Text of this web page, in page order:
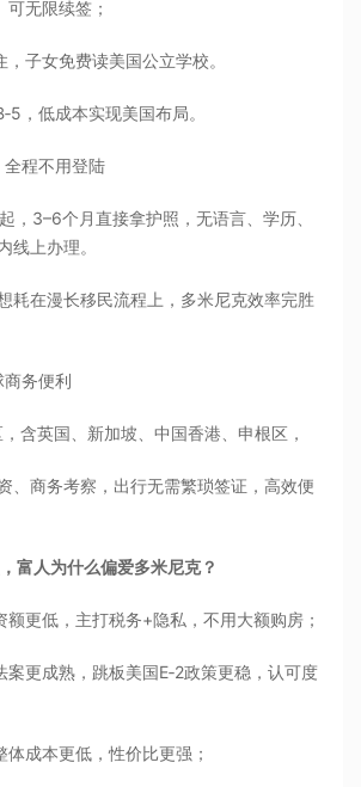
无限续签；
子女免费读美国公立学校。
，低成本实现美国布局。
程不用登陆
，3–6个月直接拿护照，无语言、学历、
线上办理。
耗在漫长移民流程上，多米尼克效率完胜
务便利
含英国、新加坡、中国香港、申根区，
、商务考察，出行无需繁琐签证，高效便
富人为什么偏爱多米尼克？
更低，主打税务+隐私，不用大额购房；
案更成熟，跳板美国E‑2政策更稳，认可度
成本更低，性价比更强；